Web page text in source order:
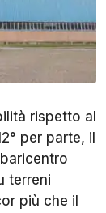
rispetto al
per parte, il
terreni
più che il